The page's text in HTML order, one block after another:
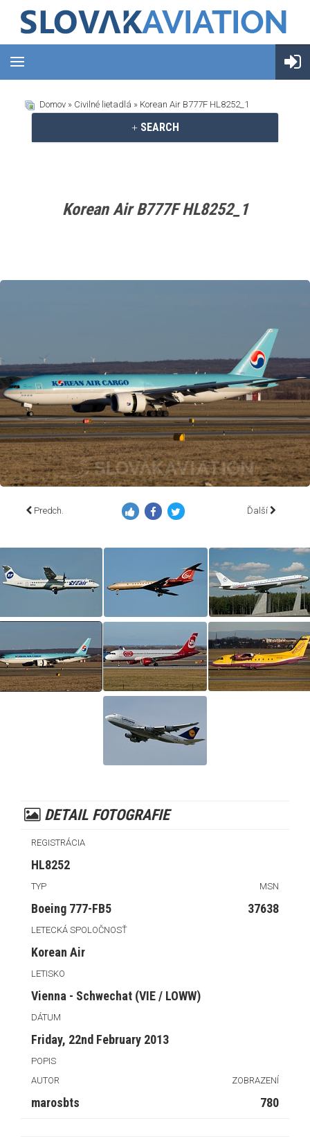
Domov » Civilné lietadlá » Korean Air B777F HL8252_1
SEARCH
Korean Air B777F HL8252_1
Predch. Ďalší
DETAIL FOTOGRAFIE
REGISTRÁCIA
HL8252
TYP MSN
Boeing 777-FB5 37638
LETECKÁ SPOLOČNOSŤ
Korean Air
LETISKO
Vienna - Schwechat (VIE / LOWW)
DÁTUM
Friday, 22nd February 2013
POPIS
AUTOR
ZOBRAZENÍ
marosbts 780